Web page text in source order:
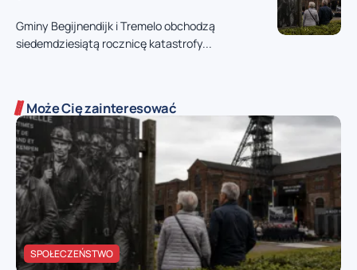
Gminy Begijnendijk i Tremelo obchodzą
siedemdziesiątą rocznicę katastrofy...
Może Cię zainteresować
SPOŁECZEŃSTWO